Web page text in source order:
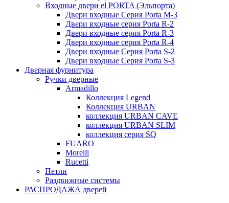
Входные двери el PORTA (Эльпорта)
Двери входные Серия Porta M-3
Двери входные серия Porta R-2
Двери входные серия Porta R-3
Двери входные серия Porta R-4
Двери входные Серия Porta S-2
Двери входные Серия Porta S-3
Дверная фурнитура
Ручки дверные
Armadillo
Коллекция Legend
Коллекция URBAN
коллекция URBAN CAVE
коллекция URBAN SLIM
коллекция серия SQ
FUARO
Morelli
Rucetti
Петли
Раздвижные системы
РАСПРОДАЖА дверей